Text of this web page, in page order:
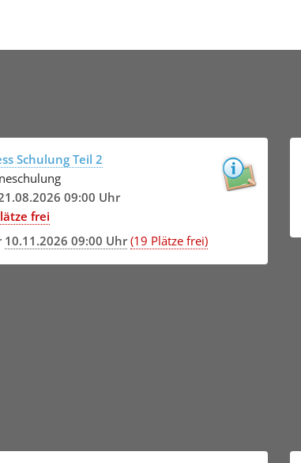
Schulung Teil 2
09:00 Uhr
frei
10.11.2026 09:00 Uhr (19 Plätze frei)